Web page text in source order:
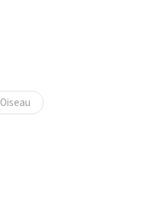
Oiseau